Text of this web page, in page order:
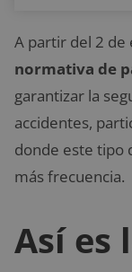
A partir del 2 de
normativa de
garantizar la
accidentes,
donde este tipo
más frecuencia.
Así es